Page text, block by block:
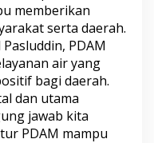
memberikan
serta daerah.
PDAM
air yang
bagi daerah.
dan utama
jawab kita
PDAM mampu